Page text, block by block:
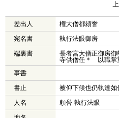
差出人
権大僧都頼誉
宛名書
執行法眼御房
端裏書
長者宮大僧正御房
寺供僧任＊ 以職掌
事書
書止
被仰下候也仍執達如
人名
頼誉 執行法眼